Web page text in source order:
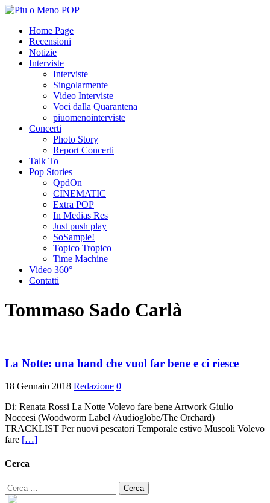
Home Page
Recensioni
Notizie
Interviste
Interviste
Singolarmente
Video Interviste
Voci dalla Quarantena
piuomenointerviste
Concerti
Photo Story
Report Concerti
Talk To
Pop Stories
QpdOn
CINEMATIC
Extra POP
In Medias Res
Just push play
SoSample!
Topico Tropico
Time Machine
Video 360°
Contatti
Tommaso Sado Carlà
La Notte: una band che vuol far bene e ci riesce
18 Gennaio 2018 Redazione 0
Di: Renata Rossi La Notte Volevo fare bene Artwork Giulio
Noccesi (Woodworm Label /Audioglobe/The Orchard)
TRACKLIST Per nuovi pescatori Temporale estivo Muscoli Volevo
fare […]
Cerca
Ricerca
per: